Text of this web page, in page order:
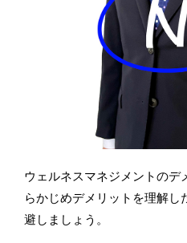
ウェルネスマネジメントのデ
らかじめデメリットを理解し
避しましょう。